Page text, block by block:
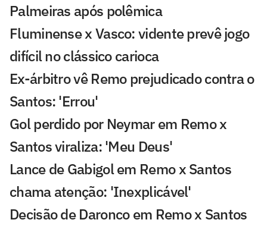
Palmeiras após polêmica
Fluminense x Vasco: vidente prevê jogo
difícil no clássico carioca
Ex-árbitro vê Remo prejudicado contra o
Santos: 'Errou'
Gol perdido por Neymar em Remo x
Santos viraliza: 'Meu Deus'
Lance de Gabigol em Remo x Santos
chama atenção: 'Inexplicável'
Decisão de Daronco em Remo x Santos